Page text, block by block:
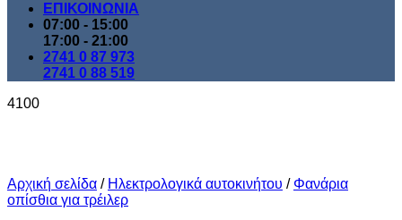
ΕΠΙΚΟΙΝΩΝΙΑ
07:00 - 15:00
17:00 - 21:00
2741 0 87 973
2741 0 88 519
4100
Αρχική σελίδα / Ηλεκτρολογικά αυτοκινήτου / Φανάρια
οπίσθια για τρέιλερ